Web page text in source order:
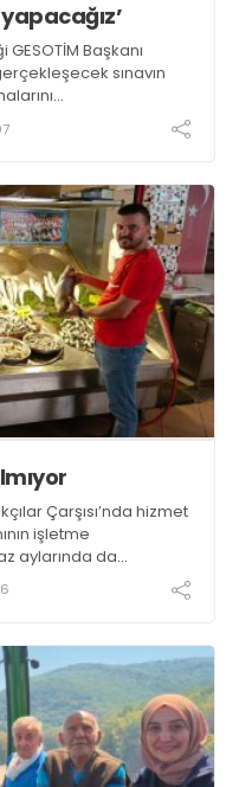
Başkanı
sınavın
açıklamalarda
Kocaeli genelinde ses
Çarşısı’nda hizmet
işletme
aylarında da
ifade ederek “Yıl
mümkün